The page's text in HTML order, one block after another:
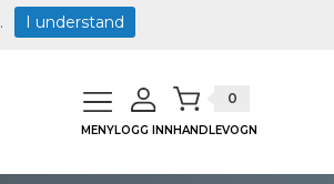
MENYLOGG INN
0
HANDLEVOGN
. I understand